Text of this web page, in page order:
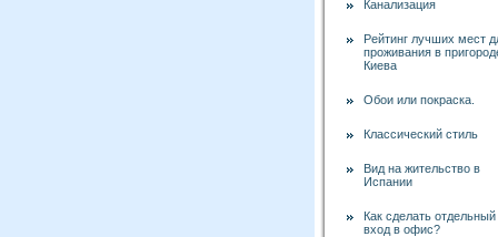
Канализация
Рейтинг лучших мест
проживания в
Киева
Обои или покраска.
Классический стиль
Вид на жительство в
Испании
Как сделать отдельный
вход в офис?